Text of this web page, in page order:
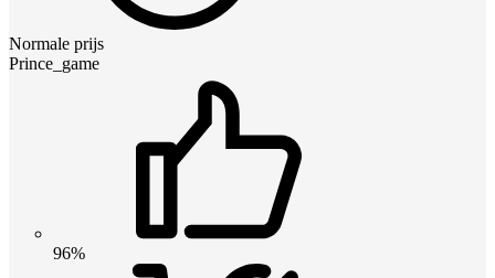
Normale prijs
Prince_game
96%